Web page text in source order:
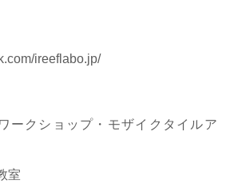
ireeflabo.jp/
ークショップ・モザイクタイルア
室